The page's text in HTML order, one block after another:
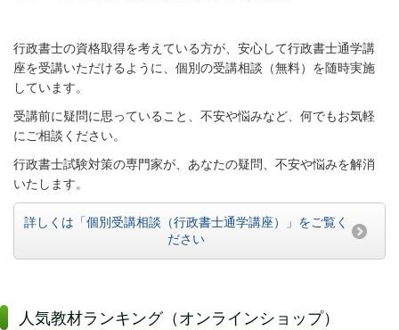
行政書士の資格取得を考えている方が、安心して行政書士通学講
座を受講いただけるように、個別の受講相談（無料）を随時実施
しています。
受講前に疑問に思っていること、不安や悩みなど、何でもお気軽
にご相談ください。
行政書士試験対策の専門家が、あなたの疑問、不安や悩みを解消
いたします。
詳しくは「個別受講相談（行政書士通学講座）」をご覧く
ださい
人気教材ランキング（オンラインショップ）